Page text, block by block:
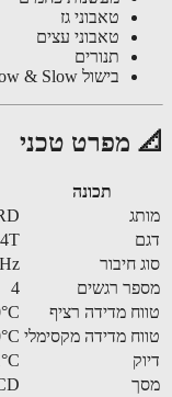
טאבוני גז
טאבוני עצים
תנורים
בישול Low & Slow
מפרט טכני
תכונה
4T
חיבור
רגשים
מדידה רציף
מדידה מקסימלי
±1°C
LCD